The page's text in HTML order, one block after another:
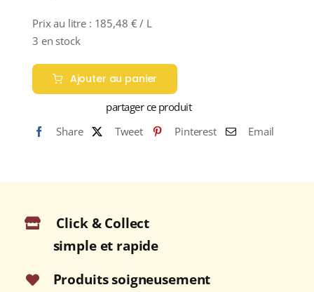
Prix au litre : 185,48 € / L
3 en stock
Ajouter au panier
partager ce produit
Share
Tweet Pinterest Email
Click & Collect
simple et rapide
Produits soigneusement